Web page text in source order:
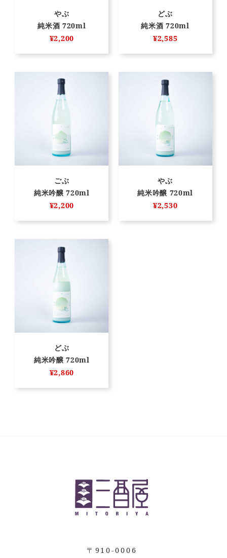
やぶ
純米酒 720ml
¥2,200
どぶ
純米酒 720ml
¥2,585
ごぶ
純米吟醸 720ml
¥2,200
やぶ
純米吟醸 720ml
¥2,530
どぶ
純米吟醸 720ml
¥2,860
〒910-0006